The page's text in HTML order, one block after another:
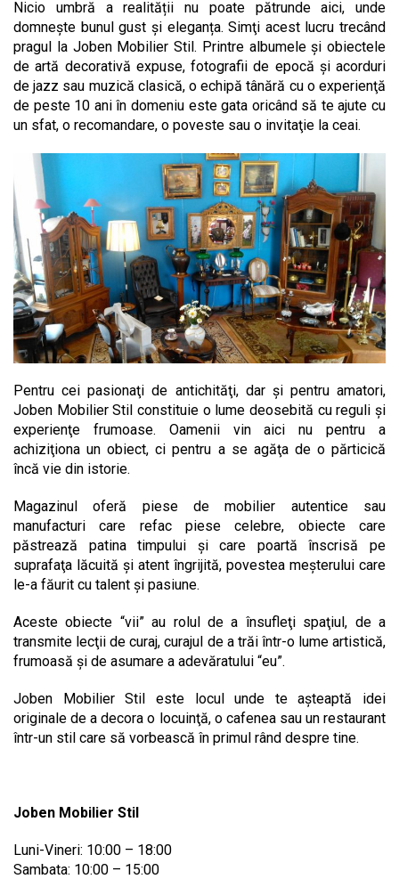
Nicio umbră a realității nu poate pătrunde aici, unde
domnește bunul gust și eleganța. Simţi acest lucru trecând
pragul la Joben Mobilier Stil. Printre albumele şi obiectele
de artă decorativă expuse, fotografii de epocă şi acorduri
de jazz sau muzică clasică, o echipă tânără cu o experienţă
de peste 10 ani în domeniu este gata oricând să te ajute cu
un sfat, o recomandare, o poveste sau o invitaţie la ceai.
Pentru cei pasionaţi de antichităţi, dar şi pentru amatori,
Joben Mobilier Stil constituie o lume deosebită cu reguli şi
experienţe frumoase. Oamenii vin aici nu pentru a
achiziţiona un obiect, ci pentru a se agăţa de o părticică
încă vie din istorie.
Magazinul oferă piese de mobilier autentice sau
manufacturi care refac piese celebre, obiecte care
păstrează patina timpului şi care poartă înscrisă pe
suprafaţa lăcuită şi atent îngrijită, povestea meșterului care
le-a făurit cu talent și pasiune.
Aceste obiecte “vii” au rolul de a însufleţi spaţiul, de a
transmite lecţii de curaj, curajul de a trăi într-o lume artistică,
frumoasă şi de asumare a adevăratului “eu”.
Joben Mobilier Stil este locul unde te aşteaptă idei
originale de a decora o locuinţă, o cafenea sau un restaurant
într-un stil care să vorbească în primul rând despre tine.
Joben Mobilier Stil
Luni-Vineri: 10:00 – 18:00
Sambata: 10:00 – 15:00